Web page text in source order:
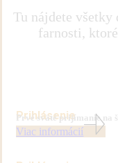
Tu nájdete
farnosti,
Prihlásenie
Prvé sväté prijímanie na
Viac informácií